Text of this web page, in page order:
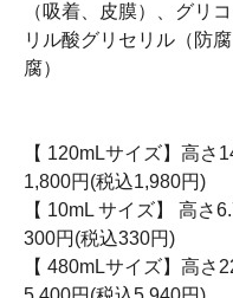
（吸着、皮膜）、グリ
リル酸グリセリル（防
腐）
【 120mLサイズ】高さ
1,800円(税込1,980円)
【 10mL サイズ】 高さ
300円(税込330円)
【 480mLサイズ】高さ